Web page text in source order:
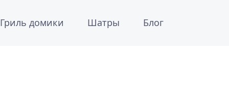
Гриль домики Шатры Блог